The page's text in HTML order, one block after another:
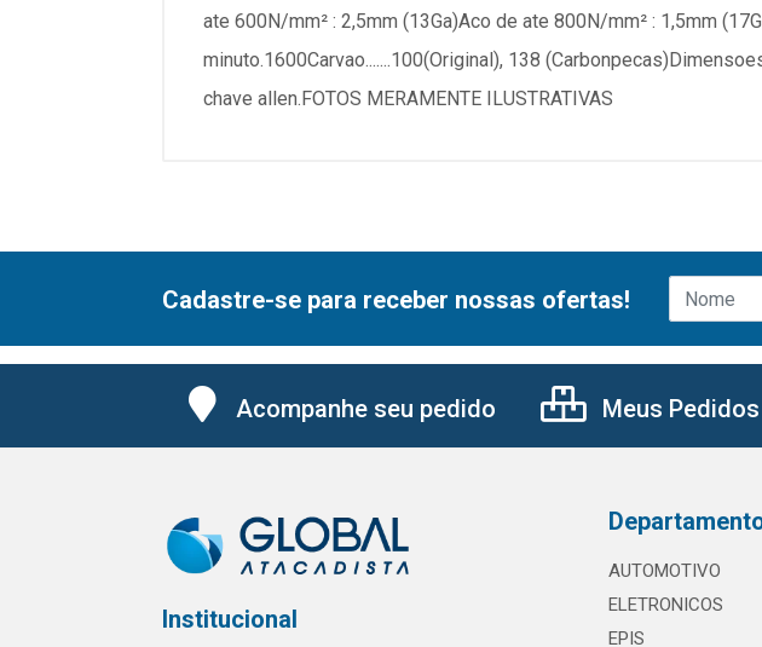
ate 600N/mm² : 2,5mm (13Ga)Aco de ate 800N/mm² : 1,5mm
minuto.1600Carvao.......100(Original), 138
chave allen.FOTOS MERAMENTE ILUSTRATIVAS
Cadastre-se para receber nossas ofertas!
Acompanhe seu pedido Meus Pedidos
Institucional
AUTOMOTIVO
ELETRONICOS
EPIS